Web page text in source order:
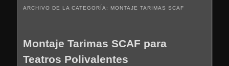
ARCHIVO DE LA CATEGORÍA: MONTAJE TARIMAS SCAF
Montaje Tarimas SCAF para
Teatros Polivalentes